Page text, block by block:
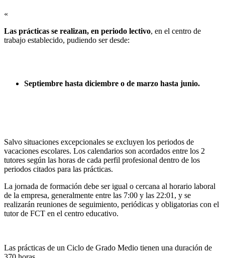
«
Las prácticas se realizan, en periodo lectivo, en el centro de
trabajo establecido, pudiendo ser desde:
Septiembre hasta diciembre o de marzo hasta junio.
Salvo situaciones excepcionales se excluyen los periodos de
vacaciones escolares. Los calendarios son acordados entre los 2
tutores según las horas de cada perfil profesional dentro de los
periodos citados para las prácticas.
La jornada de formación debe ser igual o cercana al horario laboral
de la empresa, generalmente entre las 7:00 y las 22:01, y se
realizarán reuniones de seguimiento, periódicas y obligatorias con el
tutor de FCT en el centro educativo.
Las prácticas de un Ciclo de Grado Medio tienen una duración de